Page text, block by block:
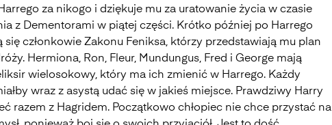
za nikogo i dziękuje mu za uratowanie życia w czasie
z Dementorami w piątej części. Krótko później po Harrego
się członkowie Zakonu Feniksa, którzy przedstawiają mu plan
Hermiona, Ron, Fleur, Mundungus, Fred i George mają
wielosokowy, który ma ich zmienić w Harrego. Każdy
wraz z asystą udać się w jakieś miejsce. Prawdziwy Harry
razem z Hagridem. Początkowo chłopiec nie chce przystać na